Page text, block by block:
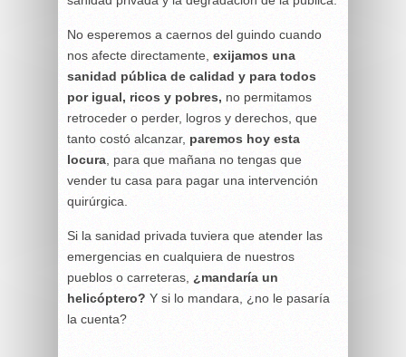
No esperemos a caernos del guindo cuando
nos afecte directamente, exijamos una
sanidad pública de calidad y para todos
por igual, ricos y pobres, no permitamos
retroceder o perder, logros y derechos, que
tanto costó alcanzar, paremos hoy esta
locura , para que mañana no tengas que
vender tu casa para pagar una intervención
quirúrgica.
Si la sanidad privada tuviera que atender las
emergencias en cualquiera de nuestros
pueblos o carreteras, ¿mandaría un
helicóptero? Y si lo mandara, ¿no le pasaría
la cuenta?